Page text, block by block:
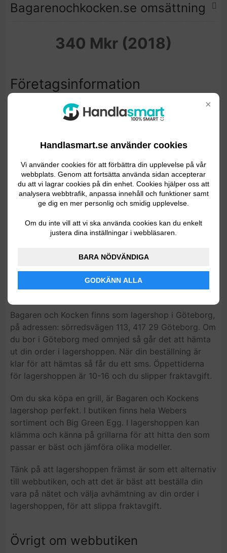
×
Handlasmart.se använder cookies
Vi använder cookies för att förbättra din upplevelse på vår
webbplats. Genom att fortsätta använda sidan accepterar
du att vi lagrar cookies på din enhet. Cookies hjälper oss att
analysera webbtrafik, anpassa innehåll och funktioner samt
ge dig en mer personlig och smidig upplevelse.
Om du inte vill att vi ska använda cookies kan du enkelt
justera dina inställningar i webbläsaren.
BARA NÖDVÄNDIGA
GODKÄNN ALLA
Bagarenochkocken.se omsättning
340 Mkr (2018)
Företagsinformation
Bagaren och Kocken är en fullsortiments-butik med
allt du kan tänkas behöva i ditt kök och till hemmet.
400 kr. Bagaren och Kocken är officiell återförsäljare
du lagt en order kan du se och följa status på din
order genom att fylla i ditt beställningsnummer och
e-postadress på hemsidan. Här kan du även kontakta
butiken med eventuella frågor, returhantering och
reklamation genom kontaktformulär. Bagaren och
Kocken finns även på Facebook och Instagram där du
Lagershop
Bagaren och Kocken finns som lagershop i Göteborg,
på adressen: sörredsvägen 113, 417 29 Göteborg. Om
du bor i Göteborg med omnjed så går det att hämta
ut din order i lagershoppen. När din beställning är
klar för att hämtas så får du ett sms. Öppettiderna
för lagershoppen är 10-16 och du slipper fraktavgift.
Om du ska köpa en grill, är Bagaren och Kockens
lagershop perfekt. I butiken finns hela Webers
sortiment och Big Green Egg. I lagershoppen kan
klämma och känna på grillarna för att hitta den som
passar er bäst och jämföra olika modeller.
Tänk på att lagershoppen främst är som ett alternativ
till webbutiken, och att det är bäst att beställa din
vara på nätet och välja avhämtning av din order i
lagershoppen, för att slippa fraktavgift.
Övrigt om webbutiken